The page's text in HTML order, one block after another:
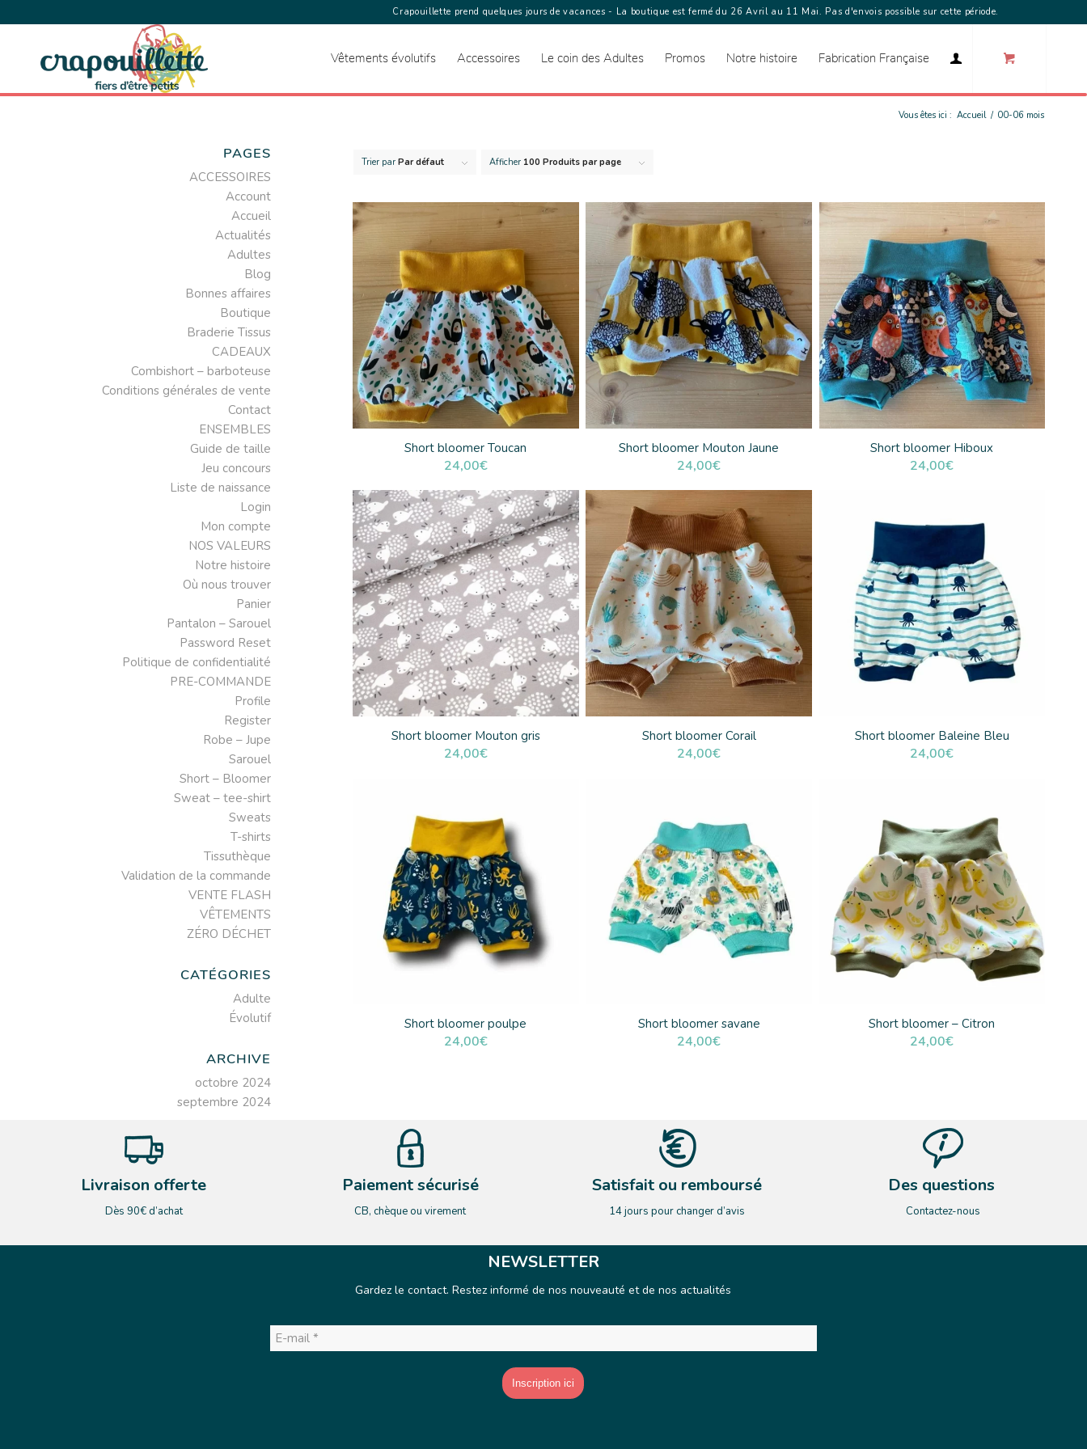
Crapouillette prend quelques jours de vacances - La boutique est fermé du 26 Avril au 11 Mai. Pas d'envois possible sur cette période.
Vêtements évolutifs Accessoires Le coin des Adultes Promos Notre histoire Fabrication Française
Vous êtes ici : Accueil / 00-06 mois
Trier par Par défaut Afficher 100 Produits par page
Short bloomer Toucan
24,00€
Short bloomer Mouton Jaune
24,00€
Short bloomer Hiboux
24,00€
Short bloomer Mouton gris
24,00€
Short bloomer Corail
24,00€
Short bloomer Baleine Bleu
24,00€
Short bloomer poulpe
24,00€
Short bloomer savane
24,00€
Short bloomer – Citron
24,00€
PAGES
ACCESSOIRES
Account
Accueil
Actualités
Adultes
Blog
Bonnes affaires
Boutique
Braderie Tissus
CADEAUX
Combishort – barboteuse
Conditions générales de vente
Contact
ENSEMBLES
Guide de taille
Jeu concours
Liste de naissance
Login
Mon compte
NOS VALEURS
Notre histoire
Où nous trouver
Panier
Pantalon – Sarouel
Password Reset
Politique de confidentialité
PRE-COMMANDE
Profile
Register
Robe – Jupe
Sarouel
Short – Bloomer
Sweat – tee-shirt
Sweats
T-shirts
Tissuthèque
Validation de la commande
VENTE FLASH
VÊTEMENTS
ZÉRO DÉCHET
CATÉGORIES
Adulte
Évolutif
ARCHIVE
octobre 2024
septembre 2024
Livraison offerte
Dès 90€ d’achat
Paiement sécurisé
CB, chèque ou virement
Satisfait ou remboursé
14 jours pour changer d’avis
Des questions
Contactez-nous
NEWSLETTER
Gardez le contact. Restez informé de nos nouveauté et de nos actualités
E-mail
*